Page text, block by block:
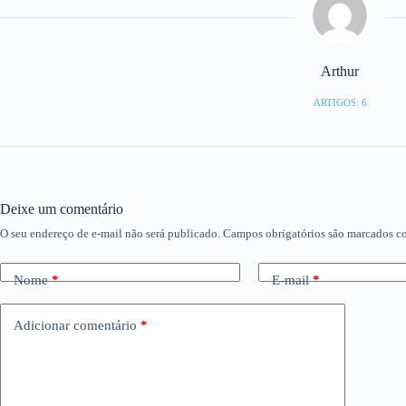
Arthur
ARTIGOS: 6
Deixe um comentário
O seu endereço de e-mail não será publicado. Campos obrigatórios são marcados
Nome* E-mail*
Adicionar comentário *